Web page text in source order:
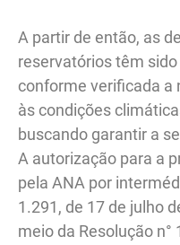
A partir de então, as
reservatórios têm
conforme verificada a
às condições
buscando garantir a
A autorização para a
pela ANA por
1.291, de 17 de julho
meio da Resolução n°